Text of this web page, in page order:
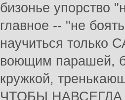
бизонье упорство
главное -- "не
научиться
воющим парашей,
кружкой,
ЧТОБЫ